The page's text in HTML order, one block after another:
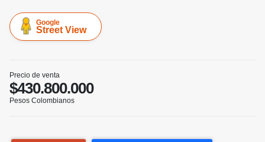
Google
Street View
Precio de venta
$430.800.000
Pesos Colombianos